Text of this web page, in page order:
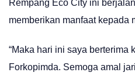
Rempang Eco City ini
memberikan manfaat kepada
“Maka hari ini saya berterima
Forkopimda. Semoga amal